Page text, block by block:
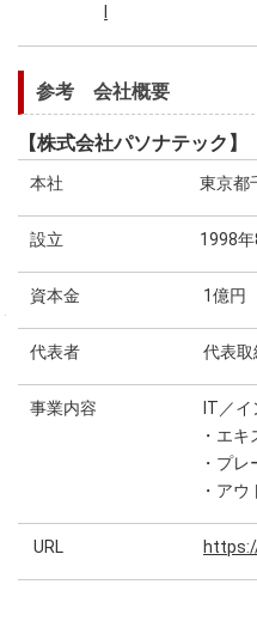
参考 会社概要
【株式会社パソナテック】
本社 東京都
設立 1998
資本金 1億円
代表者 代表
事業内容
IT／
・エ
・プ
・ア
URL
株式会社パソナグループ 広
p.kohobu＠
川崎重工業株式会社 コーポ
株式会社パソナグループ 広
p.kohobu＠
川崎重工業株式会社 コーポ